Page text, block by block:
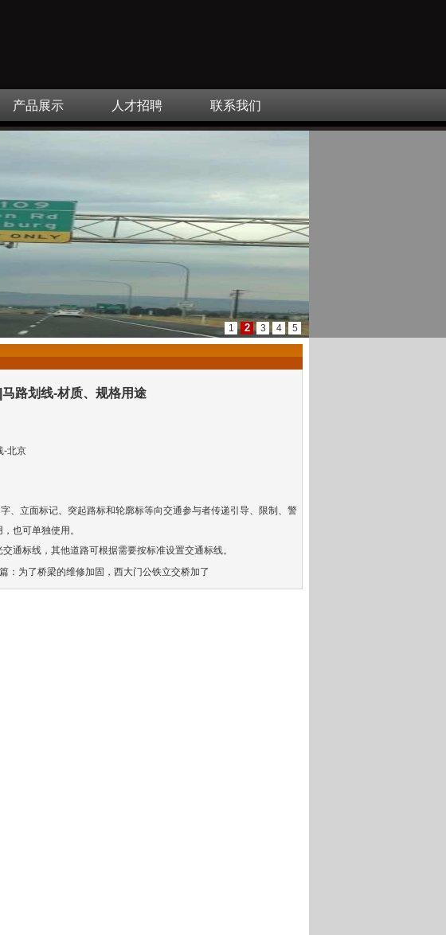
产品展示 人才招聘 联系我们
1 2 3 4 5
路划线-材质、规格用途
-北京
、立面标记、突起路标和轮廓标等向交通参与者传递引导、限制、警
也可单独使用。
通标线，其他道路可根据需要按标准设置交通标线。
： 为了桥梁的维修加固，西大门公铁立交桥加了